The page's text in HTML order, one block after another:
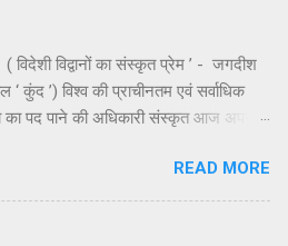
( विदेशी विद्वानों का संस्कृत प्रेम ’ - जगदीश
‘ कुंद ’) विश्व की प्राचीनतम एवं सर्वाधिक
का पद पाने की अधिकारी संस्कृत आज अपनी
कुछ स्वच्छंदताचारियों या अराजकतावादियों की
का भी शिकार है। भले ही व्याकरण के कड़े नियमों
दुरूह है , किंतु इसके साहित्य और लालित्य
READ MORE